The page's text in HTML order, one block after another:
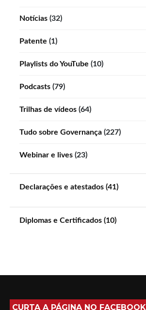
Notícias (32)
Patente (1)
Playlists do YouTube (10)
Podcasts (79)
Trilhas de vídeos (64)
Tudo sobre Governança (227)
Webinar e lives (23)
Declarações e atestados (41)
Diplomas e Certificados (10)
CURTA A PÁGINA NO FACEBOOK